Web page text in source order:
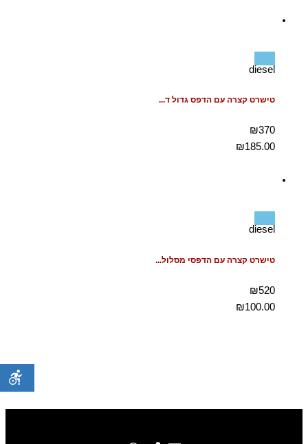
diesel
טישרט קצרה עם הדפס גדול ד...
₪370
₪185.00
diesel
טישרט קצרה עם הדפסי מסלול...
₪520
₪100.00